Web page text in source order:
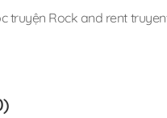
truyện Rock and rent